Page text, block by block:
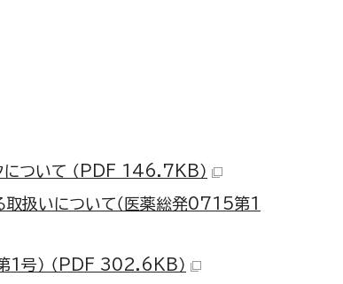
について （PDF 146.7KB）
取扱いについて（医薬総発0715第1
1号） （PDF 302.6KB）